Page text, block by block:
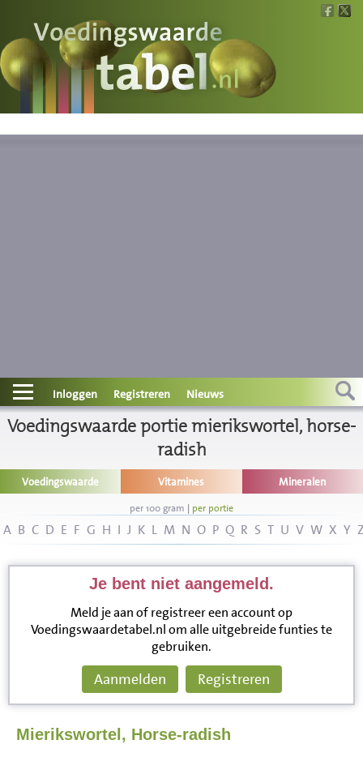
Voedingswaarde
Wat is wat?
Contact
Informatie
Inloggen Registreren Nieuws
Voedingswaarde portie mierikswortel, horse-
radish
Voedingswaarde Vitamines Mineralen
per 100 gram | per portie
A B C D E F G H I J K L M N O P Q R S T U V W X Y
Je bent niet aangemeld.
Meld je aan of registreer een account op
Voedingswaardetabel.nl om alle uitgebreide funties te
gebruiken.
Aanmelden Registreren
Mierikswortel, Horse-radish